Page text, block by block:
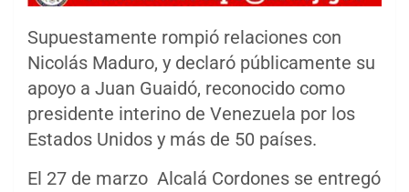
Supuestamente rompió relaciones con
Nicolás Maduro, y declaró públicamente su
apoyo a Juan Guaidó, reconocido como
presidente interino de Venezuela por los
Estados Unidos y más de 50 países.
El 27 de marzo Alcalá Cordones se entregó